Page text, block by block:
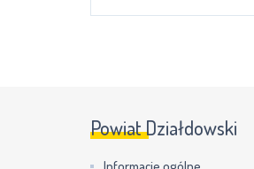
Powiat Działdowski